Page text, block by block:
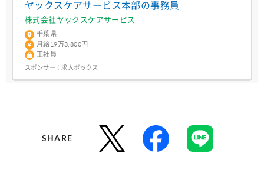
ヤックスケアサービス本部の事務員
株式会社ヤックスケアサービス
千葉県
月給19万3,800円
正社員
スポンサー：求人ボックス
SHARE